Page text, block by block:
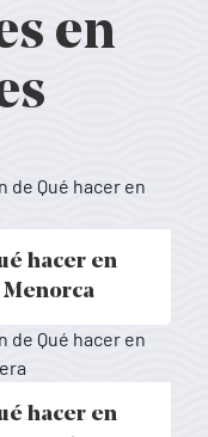
en
hacer en
Menorca
a Menorca - Baleares
hacer en